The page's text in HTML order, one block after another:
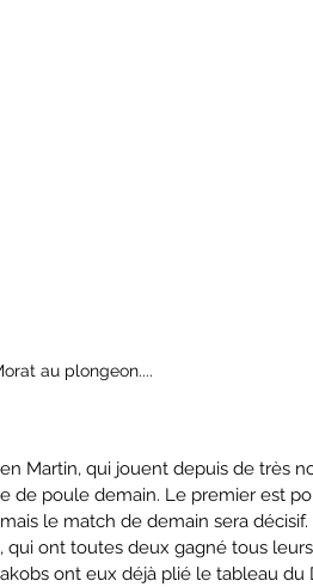
au plongeon....
Martin, qui jouent depuis de très
de poule demain. Le premier est
le match de demain sera
ont toutes deux gagné tous
ont eux déjà plié le tableau du